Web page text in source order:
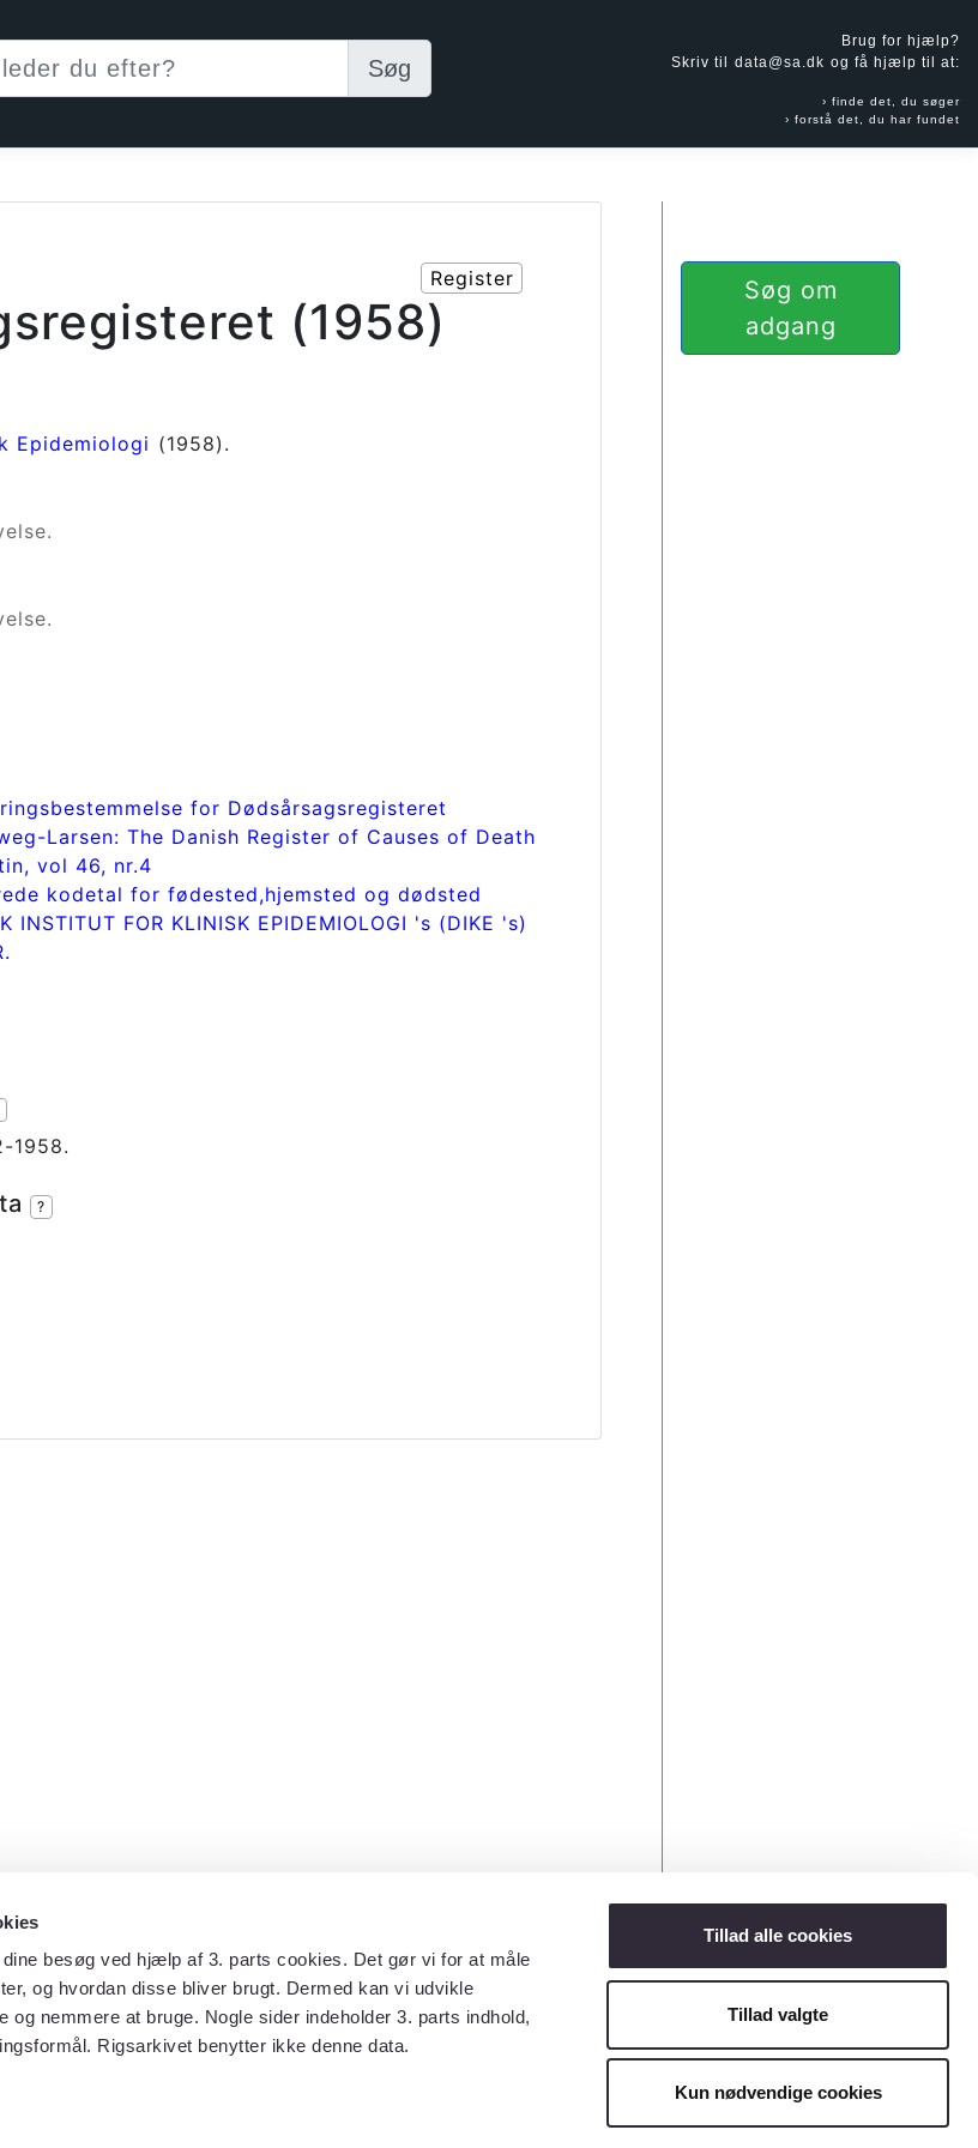
besøg ved hjælp af 3. parts cookies. Det gør vi for at måle
og hvordan disse bliver brugt. Dermed kan vi udvikle
og nemmere at bruge. Nogle sider indeholder 3. parts indhold,
Rigsarkivet benytter ikke denne data.
Tillad alle cookies
Tillad valgte
Kun nødvendige cookies
Søg
Brug for hjælp?
Skriv til data@sa.dk og få hjælp til at:
finde det, du søger
forstå det, du har fundet
Register
(1958)
Epidemiologi (1958)
for Dødsårsagsregisteret
Larsen: The Danish Register of Causes of Death
vol 46, nr.4
kodetal for fødested,hjemsted og dødsted
INSTITUT FOR KLINISK EPIDEMIOLOGI 's (DIKE 's)
1958.
?
Søg om
adgang